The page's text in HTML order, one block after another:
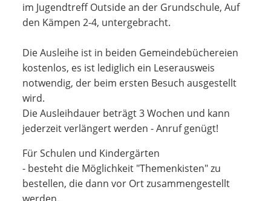
im Jugendtreff Outside an der Grundschule, Auf
den Kämpen 2-4, untergebracht.
Die Ausleihe ist in beiden Gemeindebüchereien
kostenlos, es ist lediglich ein Leserausweis
notwendig, der beim ersten Besuch ausgestellt
wird.
Die Ausleihdauer beträgt 3 Wochen und kann
jederzeit verlängert werden - Anruf genügt!
Für Schulen und Kindergärten
- besteht die Möglichkeit "Themenkisten" zu
bestellen, die dann vor Ort zusammengestellt